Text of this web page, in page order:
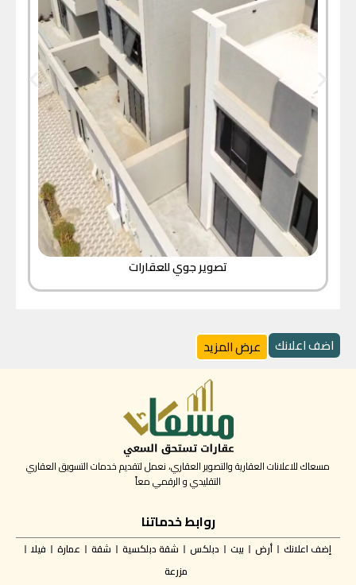
تصوير جوي للعقارات
اضف اعلانك عرض المزيد
مسعاك للاعلانات العقارية والتصوير العقاري، نعمل لتقديم خدمات التسويق العقاري
التقليدي و الرقمي معاً
روابط خدماتنا
إضف اعلانك أرض بيت دبلكس شقة دبلكسية شقة عمارة
فيلا
مزرعة